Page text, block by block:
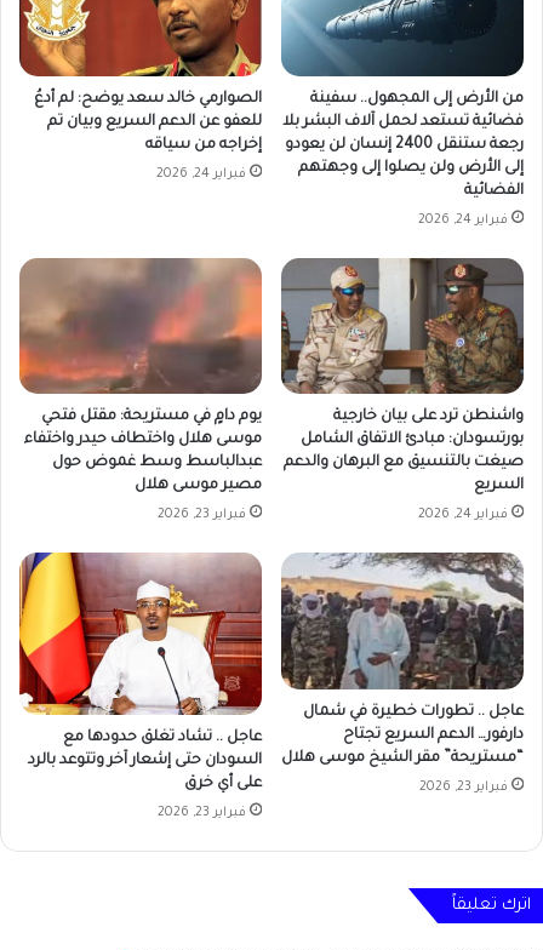
من الأرض إلى المجهول.. سفينة
فضائية تستعد لحمل آلاف البشر بلا
رجعة ستنقل 2400 إنسان لن يعودو
إلى الأرض ولن يصلوا إلى وجهتهم
الفضائية
فبراير 24, 2026
الصوارمي خالد سعد يوضح: لم أدعُ
للعفو عن الدعم السريع وبيان تم
إخراجه من سياقه
فبراير 24, 2026
واشنطن ترد على بيان خارجية
بورتسودان: مبادئ الاتفاق الشامل
صيغت بالتنسيق مع البرهان والدعم
السريع
فبراير 24, 2026
يوم دامٍ في مستريحة: مقتل فتحي
موسى هلال واختطاف حيدر واختفاء
عبدالباسط وسط غموض حول
مصير موسى هلال
فبراير 23, 2026
عاجل .. تطورات خطيرة في شمال
دارفور… الدعم السريع تجتاح
“مستريحة” مقر الشيخ موسى هلال
فبراير 23, 2026
عاجل .. تشاد تغلق حدودها مع
السودان حتى إشعار آخر وتتوعد بالرد
على أي خرق
فبراير 23, 2026
اترك تعليقاً